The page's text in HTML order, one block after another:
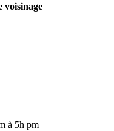
voisinage
à 5h pm